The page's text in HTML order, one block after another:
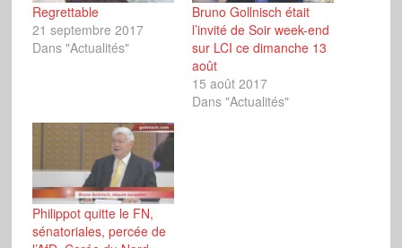
Regrettable
21 septembre 2017
Dans "Actualités"
Bruno Gollnisch était
l’invité de Soir week-end
sur LCI ce dimanche 13
août
15 août 2017
Dans "Actualités"
Philippot quitte le FN,
sénatoriales, percée de